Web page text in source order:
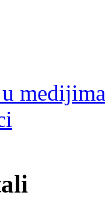
medijima